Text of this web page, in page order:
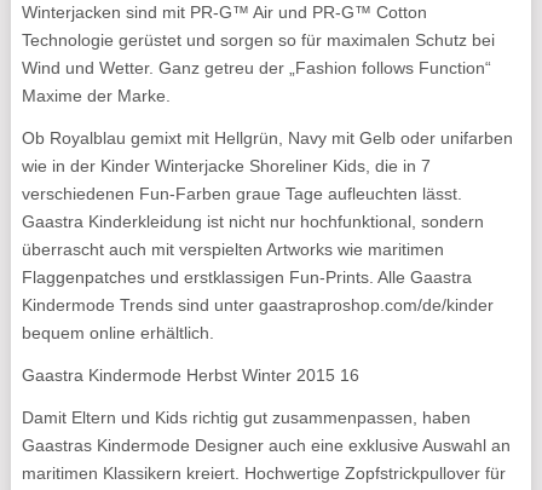
Winterjacken sind mit PR-G™ Air und PR-G™ Cotton
Technologie gerüstet und sorgen so für maximalen Schutz bei
Wind und Wetter. Ganz getreu der „Fashion follows Function“
Maxime der Marke.
Ob Royalblau gemixt mit Hellgrün, Navy mit Gelb oder unifarben
wie in der Kinder Winterjacke Shoreliner Kids, die in 7
verschiedenen Fun-Farben graue Tage aufleuchten lässt.
Gaastra Kinderkleidung ist nicht nur hochfunktional, sondern
überrascht auch mit verspielten Artworks wie maritimen
Flaggenpatches und erstklassigen Fun-Prints. Alle Gaastra
Kindermode Trends sind unter gaastraproshop.com/de/kinder
bequem online erhältlich.
Gaastra Kindermode Herbst Winter 2015 16
Damit Eltern und Kids richtig gut zusammenpassen, haben
Gaastras Kindermode Designer auch eine exklusive Auswahl an
maritimen Klassikern kreiert. Hochwertige Zopfstrickpullover für